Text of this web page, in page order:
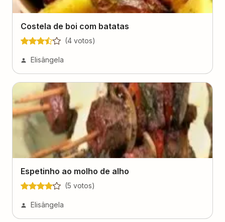
Costela de boi com batatas
(4 votos)
Elisângela
Espetinho ao molho de alho
(5 votos)
Elisângela